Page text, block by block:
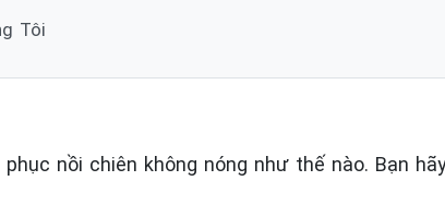
Tôi
nồi chiên không nóng như thế nào. Bạn